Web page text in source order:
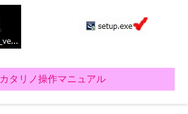
カタリノ操作マニュアル